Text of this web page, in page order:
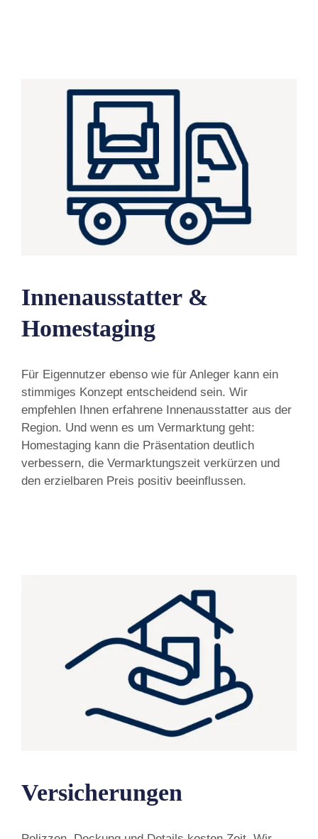
Innenausstatter &
Homestaging
Für Eigennutzer ebenso wie für Anleger kann ein
stimmiges Konzept entscheidend sein. Wir
empfehlen Ihnen erfahrene Innenausstatter aus der
Region. Und wenn es um Vermarktung geht:
Homestaging kann die Präsentation deutlich
verbessern, die Vermarktungszeit verkürzen und
den erzielbaren Preis positiv beeinflussen.
Versicherungen